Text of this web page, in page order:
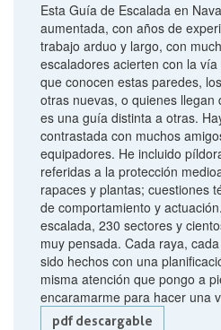
Esta Guía de Escalada en
aumentada, con años de
trabajo arduo y largo, con
escaladores acierten con la
que conocen estas paredes,
otras nuevas, o quienes llegan
es una guía distinta a otras.
contrastada con muchos
equipadores. He incluido
referidas a la protección
rapaces y plantas; cuestiones
de comportamiento y
escalada, 230 sectores y
muy pensada. Cada raya,
sido hechos con una
misma atención que pongo a
encaramarme para hacer una
pdf descargable